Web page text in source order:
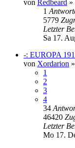
von Redbeard »
1
5779
Letzter
Sa 17.
-: EUROPA
von Xordarion »
1
2
3
4
34
46420
Letzter
Mo 17.